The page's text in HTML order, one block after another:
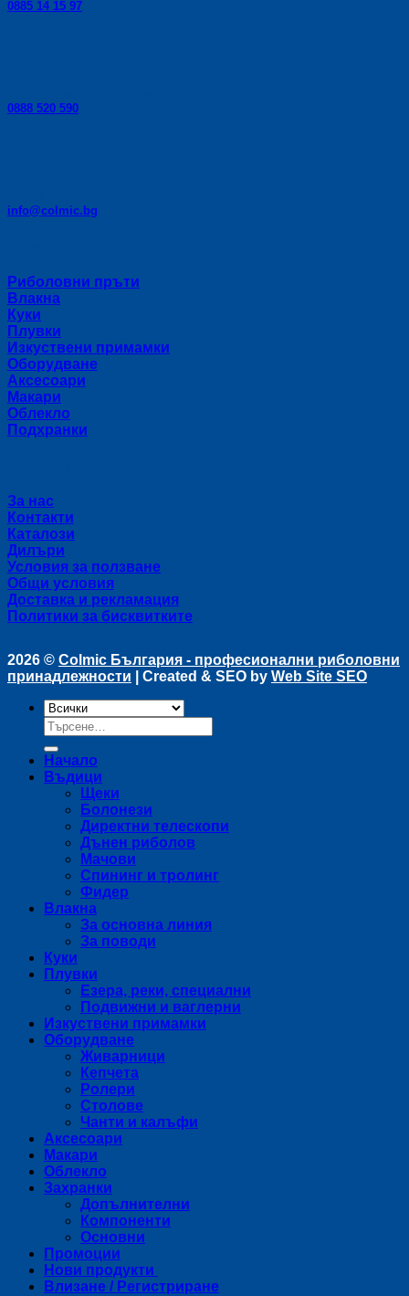
0885 14 15 97
0888 520 590
info@colmic.bg
Риболовни пръти
Влакна
Куки
Плувки
Изкуствени примамки
Оборудване
Аксесоари
Макари
Облекло
Подхранки
За нас
Контакти
Каталози
Дилъри
Условия за ползване
Общи условия
Доставка и рекламация
Политики за бисквитките
2026 © Colmic България - професионални риболовни
принадлежности | Created & SEO by Web Site SEO
Търсене
за:
Начало
Въдици
Щеки
Болонези
Директни телескопи
Дънен риболов
Мачови
Спининг и тролинг
Фидер
Влакна
За основна линия
За поводи
Куки
Плувки
Езера, реки, специални
Подвижни и ваглерни
Изкуствени примамки
Оборудване
Живарници
Кепчета
Ролери
Столове
Чанти и калъфи
Аксесоари
Макари
Облекло
Захранки
Допълнителни
Компоненти
Основни
Промоции
Нови продукти
Влизане / Регистриране